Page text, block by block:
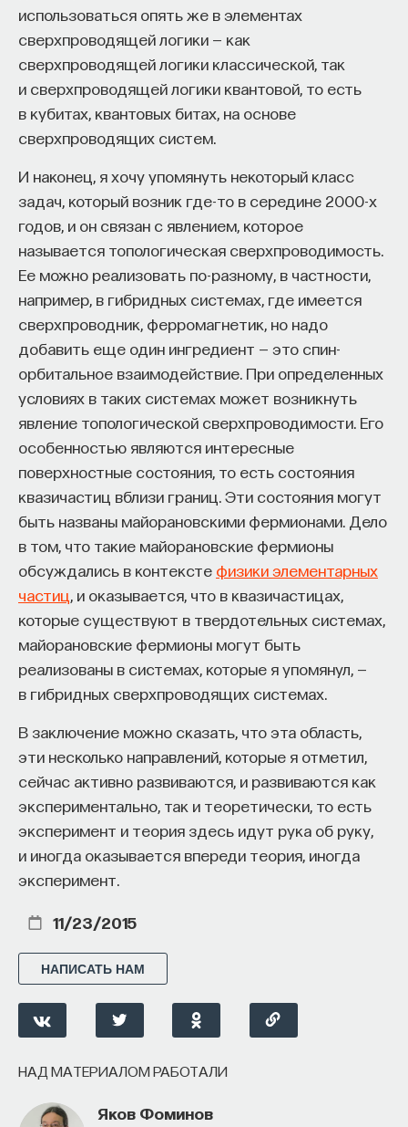
использоваться опять же в элементах
сверхпроводящей логики — как
сверхпроводящей логики классической, так
и сверхпроводящей логики квантовой, то есть
в кубитах, квантовых битах, на основе
сверхпроводящих систем.
И наконец, я хочу упомянуть некоторый класс
задач, который возник где-то в середине 2000-х
годов, и он связан с явлением, которое
называется топологическая сверхпроводимость.
Ее можно реализовать по-разному, в частности,
например, в гибридных системах, где имеется
сверхпроводник, ферромагнетик, но надо
добавить еще один ингредиент — это спин-
орбитальное взаимодействие. При определенных
условиях в таких системах может возникнуть
явление топологической сверхпроводимости. Его
особенностью являются интересные
поверхностные состояния, то есть состояния
квазичастиц вблизи границ. Эти состояния могут
быть названы майорановскими фермионами. Дело
в том, что такие майорановские фермионы
обсуждались в контексте физики элементарных
частиц , и оказывается, что в квазичастицах,
которые существуют в твердотельных системах,
майорановские фермионы могут быть
реализованы в системах, которые я упомянул, —
в гибридных сверхпроводящих системах.
В заключение можно сказать, что эта область,
эти несколько направлений, которые я отметил,
сейчас активно развиваются, и развиваются как
экспериментально, так и теоретически, то есть
эксперимент и теория здесь идут рука об руку,
и иногда оказывается впереди теория, иногда
эксперимент.
11/23/2015
НАПИСАТЬ НАМ
НАД МАТЕРИАЛОМ РАБОТАЛИ
Яков Фоминов